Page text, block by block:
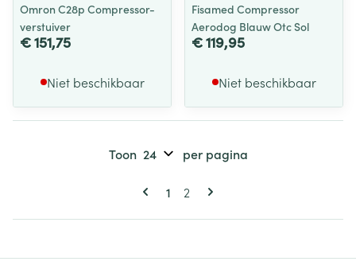
Omron C28p Compressor-
verstuiver
€ 151,75
Niet beschikbaar
Fisamed Compressor
Aerodog Blauw Otc Sol
€ 119,95
Niet beschikbaar
Pagina's
U lees momenteel pagina
1 Pagina
2
Toon per pagina